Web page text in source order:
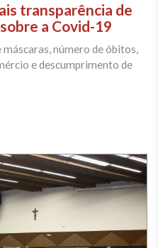
transparência de
a Covid-19
número de óbitos,
e descumprimento de